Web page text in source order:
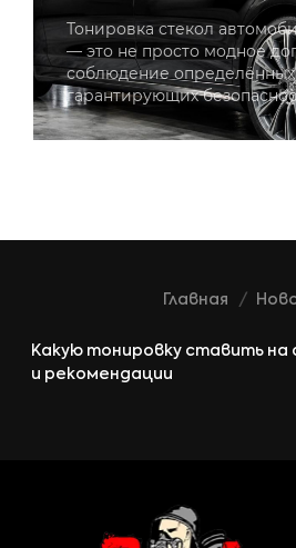
Тонировка стекол
— это не просто модное
соблюдение
гарантирующих
Главная
Какую тонировку ставить на
и рекомендации